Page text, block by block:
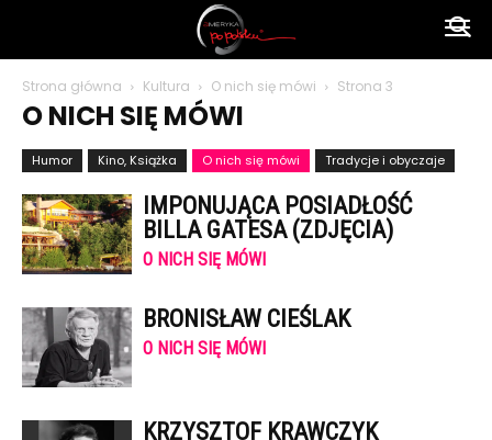
polsku
Strona główna Kultura O nich się mówi Strona 3
O NICH SIĘ MÓWI
Humor Kino, Książka O nich się mówi Tradycje i obyczaje
IMPONUJĄCA POSIADŁOŚĆ
BILLA GATESA (ZDJĘCIA)
O NICH SIĘ MÓWI
BRONISŁAW CIEŚLAK
O NICH SIĘ MÓWI
KRZYSZTOF KRAWCZYK